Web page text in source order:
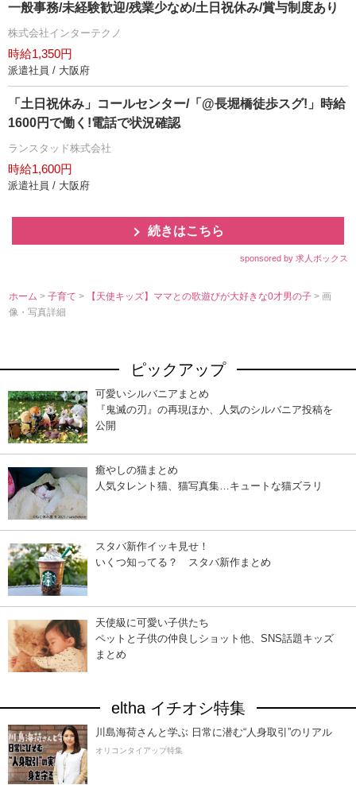
一般事務/未経験歓迎/残業少なめ/土日祝休み/賞与制度あり
株式会社インターテクノ
時給1,350円
派遣社員 / 大阪府
「土日祝休み」コールセンター/「@長堀橋徒歩スグ!」時給
1600円で働く!電話で状況確認
ランスタッド株式会社
時給1,600円
派遣社員 / 大阪府
続きはこちら
sponsored by 求人ボックス
ホーム >子育て> 【天使キッズ】ママとの歌遊びが大好きな0才男の子> 画
像・写真詳細
ピックアップ
可愛いシルバニアまとめ
『鬼滅の刃』の再現ほか、人気のシルバニア投稿を
公開
癒やしの猫まとめ
人気タレント猫、猫写真集…キュートな猫ズラリ
スタバ新作イッキ見せ！
いくつ知ってる？ スタバ新作まとめ
天使級に可愛い子供たち
ペットと子供の仲良しショット他、SNS話題キッズ
まとめ
eltha イチオシ特集
川島海荷さんと学ぶ 日常に潜む“人身取引”のリアル
オリコンタイアップ特集